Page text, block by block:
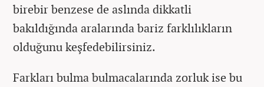
birebir benzese de aslında dikkatli
bakıldığında aralarında bariz farklılıkların
olduğunu keşfedebilirsiniz.
Farkları bulma bulmacalarında zorluk ise bu